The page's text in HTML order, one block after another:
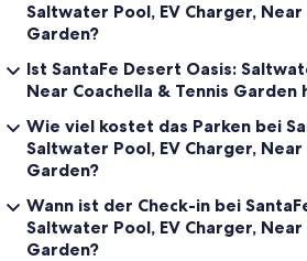
Saltwater Pool, EV Charger, Near
Garden?
Ist SantaFe Desert Oasis:
Near Coachella & Tennis
Wie viel kostet das Parken bei
Saltwater Pool, EV Charger, Near
Garden?
Wann ist der Check-in bei
Saltwater Pool, EV Charger, Near
Garden?